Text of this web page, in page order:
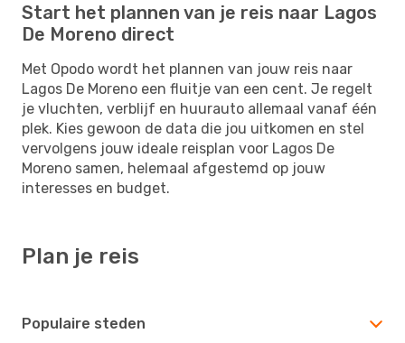
Start het plannen van je reis naar Lagos
De Moreno direct
Met Opodo wordt het plannen van jouw reis naar
Lagos De Moreno een fluitje van een cent. Je regelt
je vluchten, verblijf en huurauto allemaal vanaf één
plek. Kies gewoon de data die jou uitkomen en stel
vervolgens jouw ideale reisplan voor Lagos De
Moreno samen, helemaal afgestemd op jouw
interesses en budget.
Plan je reis
Populaire steden